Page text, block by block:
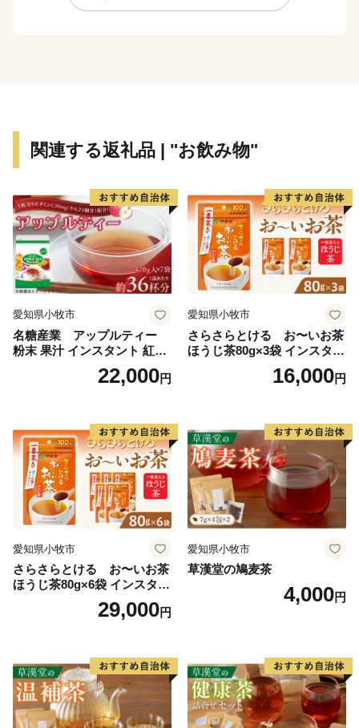
開催され、多くの人で賑わいます。
関連する返礼品 | "お飲み物"
愛知県小牧市
名糖産業 アップルティー
粉末 果汁 インスタント 紅茶
ティー ビタミンC 袋 ロング
セラー 粉末飲料 粉末茶 簡単
22,000円
愛知県小牧市
さらさらとける お〜いお茶
ほうじ茶80g×3袋 インスタン
トほうじ茶 粉末ほうじ茶 粉
末茶 おーいお茶 粉末緑茶
16,000円
愛知県小牧市
さらさらとける お〜いお茶
ほうじ茶80g×6袋 インスタン
トほうじ茶 粉末ほうじ茶 粉
末茶 おーいお茶 粉末緑茶
29,000円
愛知県小牧市
草漢堂の鳩麦茶
4,000円